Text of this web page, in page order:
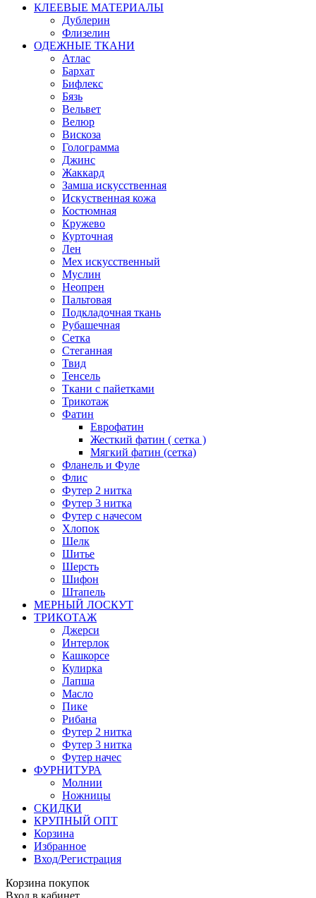
КЛЕЕВЫЕ МАТЕРИАЛЫ
Дублерин
Флизелин
ОДЕЖНЫЕ ТКАНИ
Атлас
Бархат
Бифлекс
Бязь
Вельвет
Велюр
Вискоза
Голограмма
Джинс
Жаккард
Замша искусственная
Искуственная кожа
Костюмная
Кружево
Курточная
Лен
Мех искусственный
Муслин
Неопрен
Пальтовая
Подкладочная ткань
Рубашечная
Сетка
Стеганная
Твид
Тенсель
Ткани с пайетками
Трикотаж
Фатин
Еврофатин
Жесткий фатин ( сетка )
Мягкий фатин (сетка)
Фланель и Фуле
Флис
Футер 2 нитка
Футер 3 нитка
Футер с начесом
Хлопок
Шелк
Шитье
Шерсть
Шифон
Штапель
МЕРНЫЙ ЛОСКУТ
ТРИКОТАЖ
Джерси
Интерлок
Кашкорсе
Кулирка
Лапша
Масло
Пике
Рибана
Футер 2 нитка
Футер 3 нитка
Футер начес
ФУРНИТУРА
Молнии
Ножницы
СКИДКИ
КРУПНЫЙ ОПТ
Корзина
Избранное
Вход/Регистрация
Корзина покупок
Вход в кабинет